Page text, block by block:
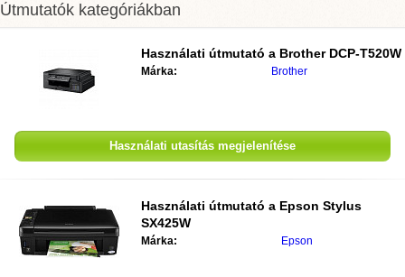
Útmutatók kategóriákban
Használati útmutató a Brother DCP-T520W
Márka: Brother
Használati utasítás megjelenítése
Használati útmutató a Epson Stylus
SX425W
Márka: Epson